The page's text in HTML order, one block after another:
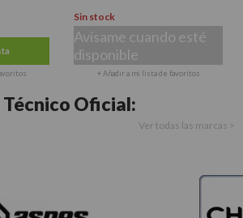
Sin stock
Avísame cuando esté
disponible
+ Añadir a mi lista de favoritos
Oficial:
Ver todas las marcas >